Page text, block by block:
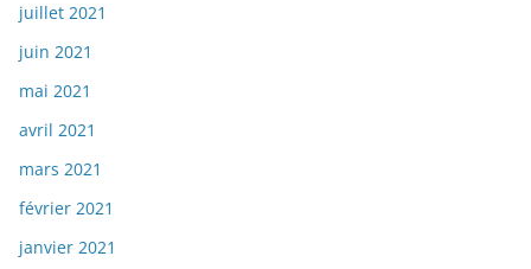
juillet 2021
juin 2021
mai 2021
avril 2021
mars 2021
février 2021
janvier 2021